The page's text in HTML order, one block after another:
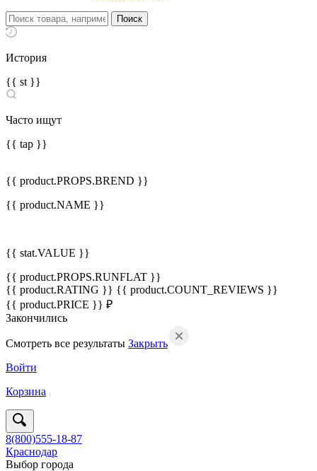
История
{{ st }}
Часто ищут
{{ tap }}
{{ product.PROPS.BREND }}
{{ product.NAME }}
{{ stat.VALUE }}
{{ product.PROPS.RUNFLAT }}
{{ product.RATING }} {{ product.COUNT_REVIEWS }}
{{ product.PRICE }} ₽
Закончились
Смотреть все результаты Закрыть
Войти
Корзина
8(800)555-18-87
Краснодар
Выбор города